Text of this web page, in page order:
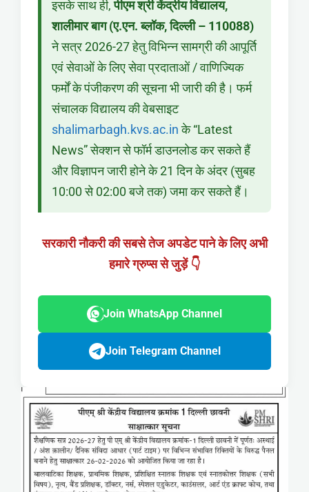
इसके साथ ही,पीएम श्री केंद्रीय विद्यालय,
शालीमार बाग (ए.एन. ब्लॉक, दिल्ली – 110088)
ने सत्र 2026-27 हेतु विभिन्न सामग्री की आपूर्ति
एवं सेवाओं के लिए सेवा प्रदाताओं / वाणिज्यिक
फर्मों के पंजीकरण की सूचना भी जारी की है। फर्म
संचालक विद्यालय की वेबसाइट
shalimarbagh.kvs.ac.inके “Latest
News” सेक्शन से फॉर्म डाउनलोड कर सकते हैं
और विज्ञापन जारी होने के 21 दिन के अंदर (सुबह
10:00 से 02:00 बजे तक) जमा कर सकते हैं।
सरकारी नौकरी की सबसे तेज अपडेट पाने के लिए अभी
हमारे ग्रुप्स से जुड़ें 👇
Join WhatsApp Channel
Join Telegram Channel